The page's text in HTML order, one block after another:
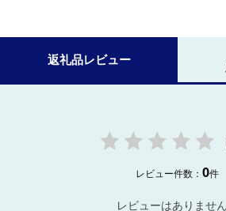
返礼品レビュー
レビュー件数：0件
レビューはありません